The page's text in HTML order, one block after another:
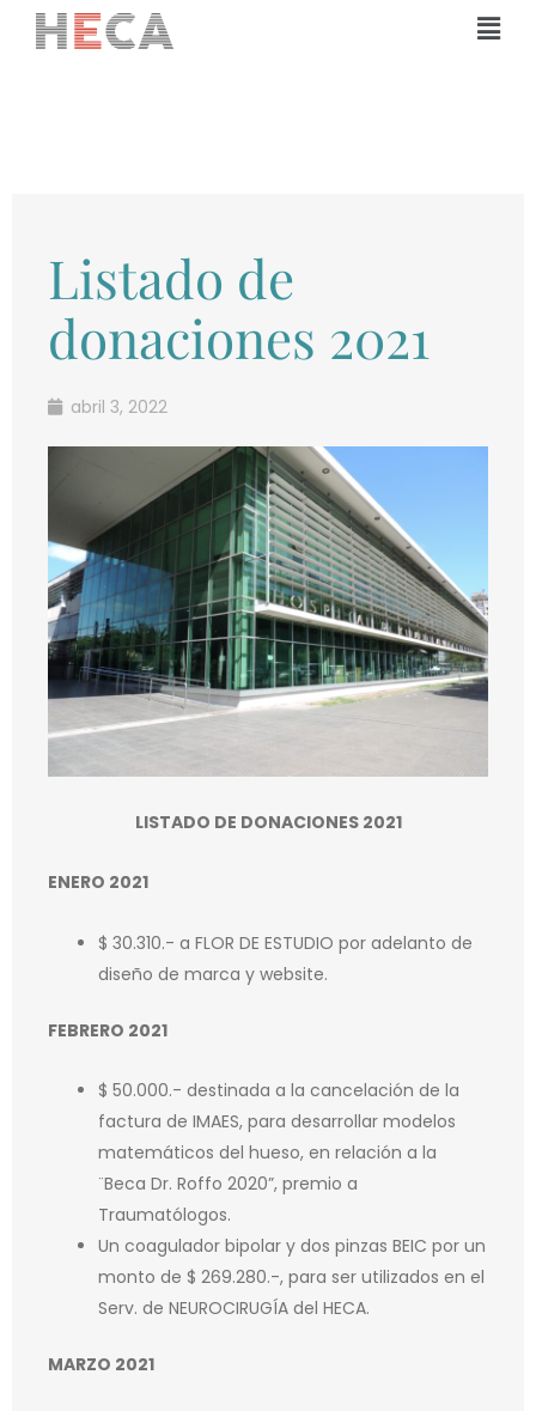
Listado de
donaciones 2021
abril 3, 2022
LISTADO DE DONACIONES 2021
ENERO 2021
$ 30.310.- a FLOR DE ESTUDIO por adelanto de
diseño de marca y website.
FEBRERO 2021
$ 50.000.- destinada a la cancelación de la
factura de IMAES, para desarrollar modelos
matemáticos del hueso, en relación a la
¨Beca Dr. Roffo 2020”, premio a
Traumatólogos.
Un coagulador bipolar y dos pinzas BEIC por un
monto de $ 269.280.-, para ser utilizados en el
Serv. de NEUROCIRUGÍA del HECA.
MARZO 2021